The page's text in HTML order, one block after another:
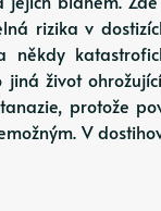
rizika v
život
protože
V